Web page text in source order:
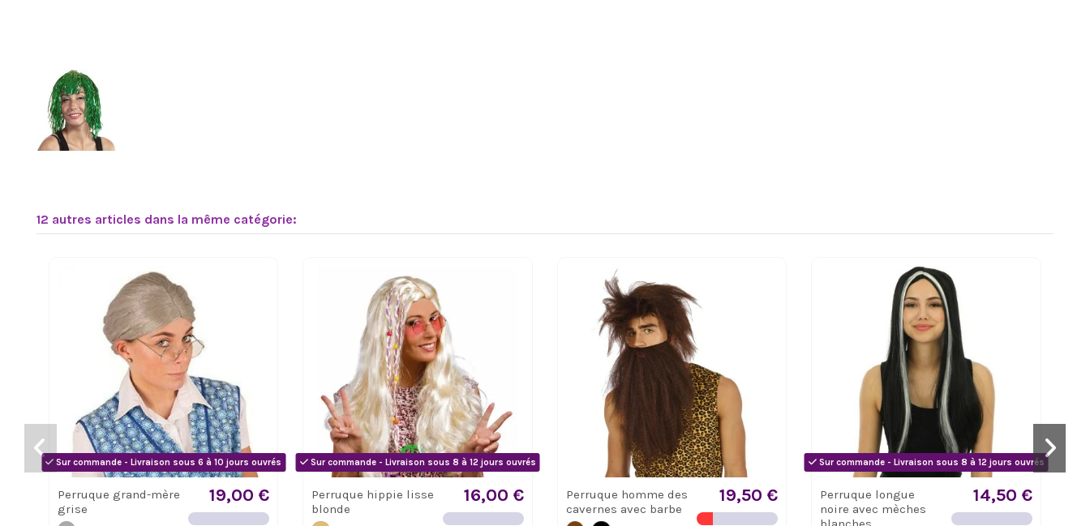
12 autres articles dans la même catégorie:
Sur commande - Livraison sous 6 à 10 jours ouvrés
Perruque grand-mère
grise
19,00 €
Sur commande - Livraison sous 8 à 12 jours ouvrés
Perruque hippie lisse
blonde
16,00 €
Perruque homme des
cavernes avec barbe
19,50 €
Sur commande - Livraison sous 8 à 12 jours ouvrés
Perruque longue
noire avec mèches
14,50 €